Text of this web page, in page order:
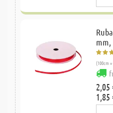
(100cm
2,05
1,85